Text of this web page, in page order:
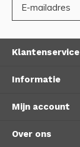
Klantenservice
Informatie
Mijn account
Over ons